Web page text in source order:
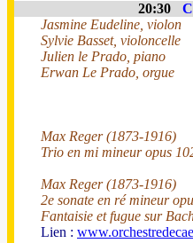
20:30
Jasmine Eudeline, violon
Sylvie Basset, violoncelle
Julien le Prado, piano
Erwan Le Prado, orgue
Max Reger (1873-1916)
Trio en mi mineur opus
Max Reger (1873-1916)
2e sonate en ré mineur
Fantaisie et fugue sur
Lien :